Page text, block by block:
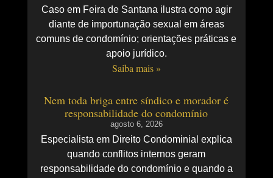
Caso em Feira de Santana ilustra como agir
diante de importunação sexual em áreas
comuns de condomínio; orientações práticas e
apoio jurídico.
Saiba mais »
Nem toda briga entre síndico e morador é
responsabilidade do condomínio
agosto 6, 2026
Especialista em Direito Condominial explica
quando conflitos internos geram
responsabilidade do condomínio e quando a